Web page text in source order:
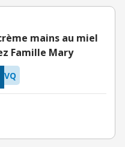
mains au miel
Famille Mary
CVQ